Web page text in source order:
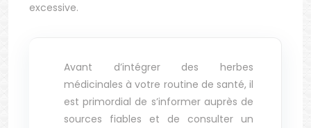
excessive.
Avant d’intégrer des herbes
médicinales à votre routine de santé, il
est primordial de s’informer auprès de
sources fiables et de consulter un